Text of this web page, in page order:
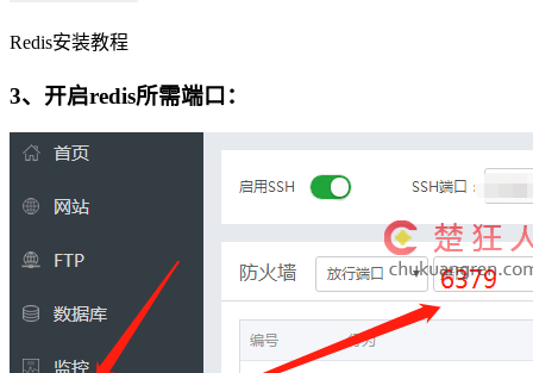
Redis安装教程
3、开启redis所需端口：